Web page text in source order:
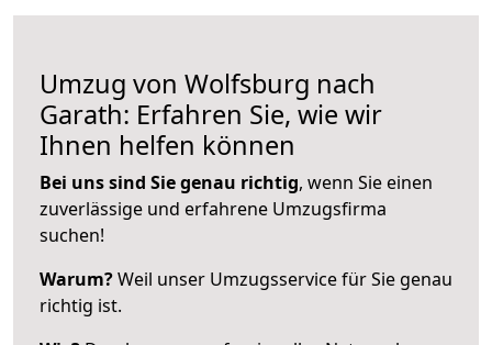
Umzug von Wolfsburg nach
Garath: Erfahren Sie, wie wir
Ihnen helfen können
Bei uns sind Sie genau richtig, wenn Sie einen
zuverlässige und erfahrene Umzugsfirma
suchen!
Warum?Weil unser Umzugsservice für Sie genau
richtig ist.